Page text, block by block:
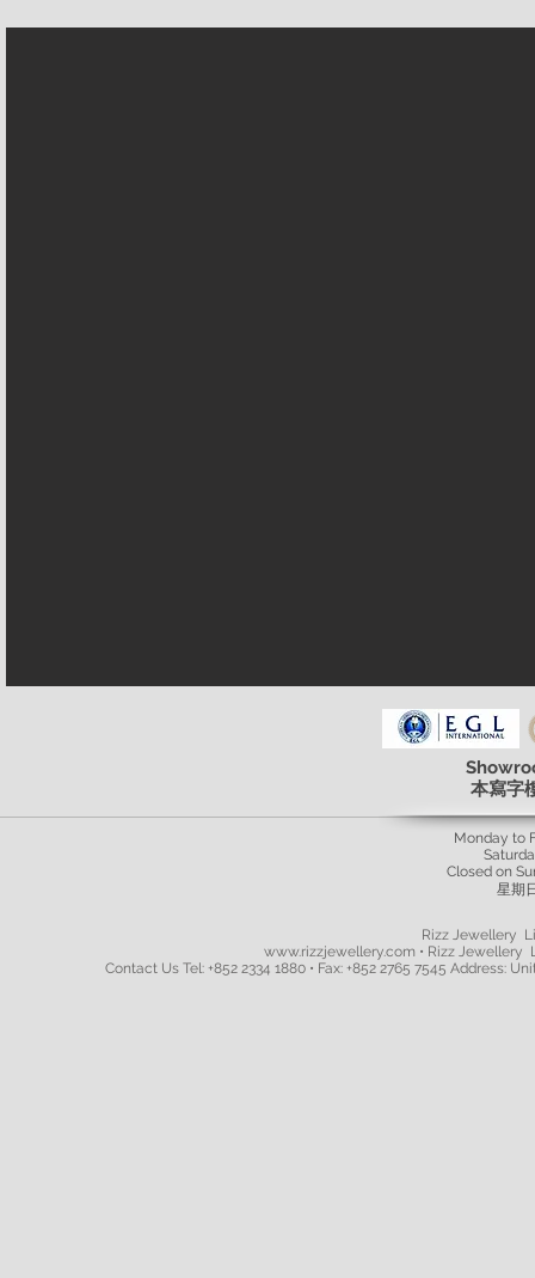
本寫字
Monday to
Closed on
星期
Rizz Jewellery
www.rizzjewellery.com • Rizz Jewellery
Contact Us Tel: +852 2334 1880 • Fax: +852 2765 7545 Address: